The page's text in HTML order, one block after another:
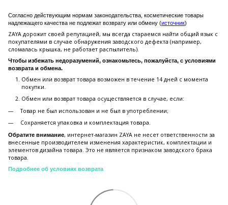
Согласно действующим нормам законодательства, косметические товары
надлежащего качества не подлежат возврату или обмену (источник)
ZAYA дорожит своей репутацией, мы всегда стараемся найти общий язык с
покупателями в случае обнаружения заводского дефекта (например,
сломалась крышка, не работает распылитель).
Чтобы избежать недоразумений, ознакомьтесь, пожалуйста, с условиями
возврата и обмена.
Обмен или возврат товара возможен в течение 14 дней с момента
покупки.
Обмен или возврат товара осуществляется в случае, если:
Товар не был использован и не был в употреблении;
Сохраняется упаковка и комплектация товара.
Обратите внимание, интернет-магазин ZAYA не несет ответственности за
внесенные производителем изменения характеристик, комплектации и
элементов дизайна товара. Это не является признаком заводского брака
товара.
Подробнее об условиях возврата